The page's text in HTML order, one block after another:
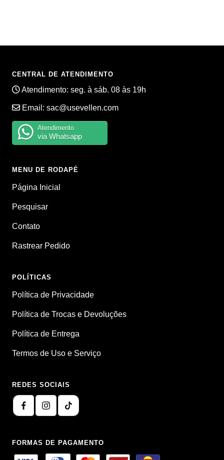
CENTRAL DE ATENDIMENTO
Atendimento: seg. à sáb. 08 às 19h
Email: sac@usevellen.com
Atendimento
via Whatsapp
MENU DE RODAPÉ
Página Inicial
Pesquisar
Contato
Rastrear Pedido
POLÍTICAS
Política de Privacidade
Política de Trocas e Devoluções
Política de Entrega
Termos de Uso e Serviço
REDES SOCIAIS
FORMAS DE PAGAMENTO